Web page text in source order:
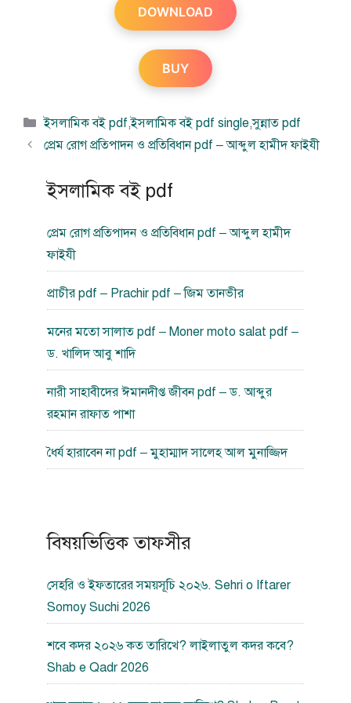
DOWNLOAD
BUY
বিভাগ
সমূহ
ইসলামিক বই pdf,ইসলামিক বই pdf single,সুন্নাত pdf
প্রেম রোগ প্রতিপাদন ও প্রতিবিধান pdf – আব্দুল হামীদ ফাইযী
ইসলামিক বই pdf
প্রেম রোগ প্রতিপাদন ও প্রতিবিধান pdf – আব্দুল হামীদ
ফাইযী
প্রাচীর pdf – Prachir pdf – জিম তানভীর
মনের মতো সালাত pdf – Moner moto salat pdf –
ড. খালিদ আবু শাদি
নারী সাহাবীদের ঈমানদীপ্ত জীবন pdf – ড. আব্দুর
রহমান রাফাত পাশা
ধৈর্য হারাবেন না pdf – মুহাম্মাদ সালেহ আল মুনাজ্জিদ
বিষয়ভিত্তিক তাফসীর
সেহরি ও ইফতারের সময়সূচি ২০২৬. Sehri o Iftarer
Somoy Suchi 2026
শবে কদর ২০২৬ কত তারিখে? লাইলাতুল কদর কবে?
Shab e Qadr 2026